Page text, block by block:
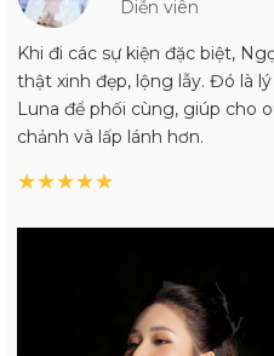
Diễn viên
Khi đi các sự kiện đặc biệt,
thật xinh đẹp, lộng lẫy. Đó là
Luna để phối cùng, giúp cho
chảnh và lấp lánh hơn.
★★★★★